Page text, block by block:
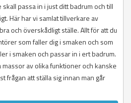
passa in i just ditt badrum och till
Här har vi samlat tillverkare av
och överskådligt ställe. Allt för att du
som faller dig i smaken och som
i smaken och passar in i ert badrum.
massor av olika funktioner och kanske
frågan att ställa sig innan man går